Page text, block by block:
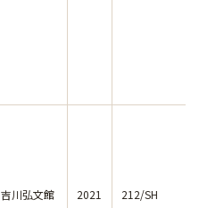
吉川弘文館 2021 212/SH